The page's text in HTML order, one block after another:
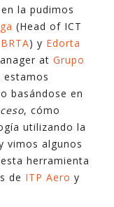
la pudimos
(Head of ICT
BRTA) y Edorta
at Grupo
estamos
basándose en
, cómo
utilizando la
vimos algunos
herramienta
de ITP Aero y